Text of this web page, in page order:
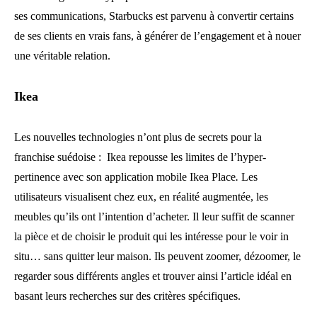
ses communications, Starbucks est parvenu à convertir certains
de ses clients en vrais fans, à générer de l’engagement et à nouer
une véritable relation.
Ikea
Les nouvelles technologies n’ont plus de secrets pour la
franchise suédoise : Ikea repousse les limites de l’hyper-
pertinence avec son application mobile Ikea Place. Les
utilisateurs visualisent chez eux, en réalité augmentée, les
meubles qu’ils ont l’intention d’acheter. Il leur suffit de scanner
la pièce et de choisir le produit qui les intéresse pour le voir in
situ… sans quitter leur maison. Ils peuvent zoomer, dézoomer, le
regarder sous différents angles et trouver ainsi l’article idéal en
basant leurs recherches sur des critères spécifiques.